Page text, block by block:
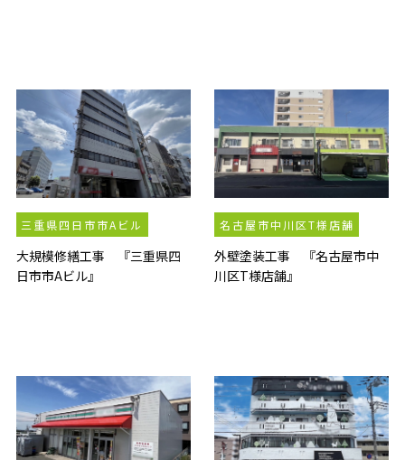
三重県四日市市Aビル
大規模修繕工事 『三重県四
日市市Aビル』
名古屋市中川区T様店舗
外壁塗装工事 『名古屋市中
川区T様店舗』